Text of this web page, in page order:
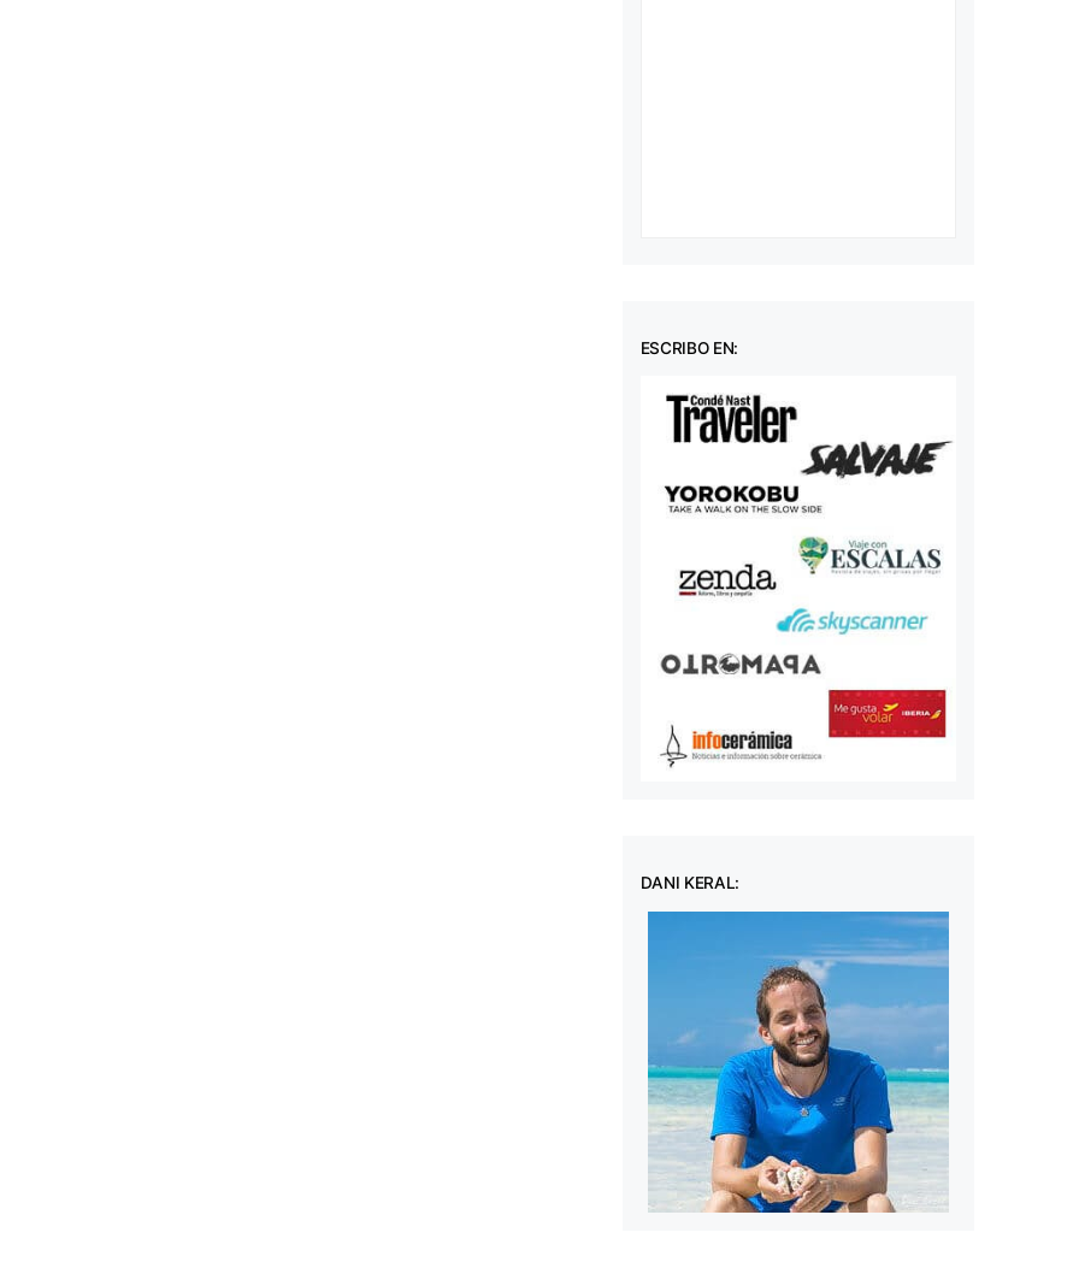
ESCRIBO EN:
DANI KERAL: